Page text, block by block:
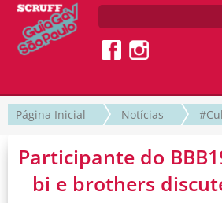
Página Inicial Notícias
Participante do
bi e brothers